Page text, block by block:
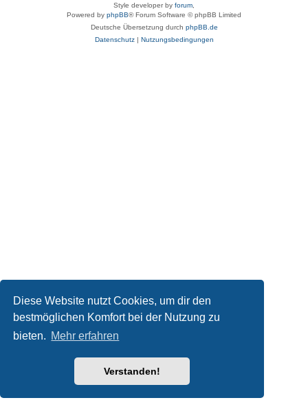
Diese Website nutzt Cookies, um dir den
bestmöglichen Komfort bei der Nutzung zu
bieten. Mehr erfahren
Verstanden!
Style developer by forum
Powered by phpBB® Forum Software © phpBB Limited
Deutsche Übersetzung durch phpBB.de
Datenschutz| Nutzungsbedingungen